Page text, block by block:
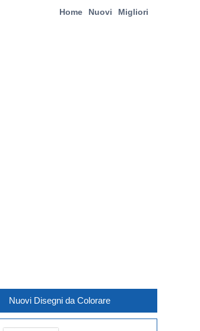
Home Nuovi Migliori
Nuovi Disegni da Colorare